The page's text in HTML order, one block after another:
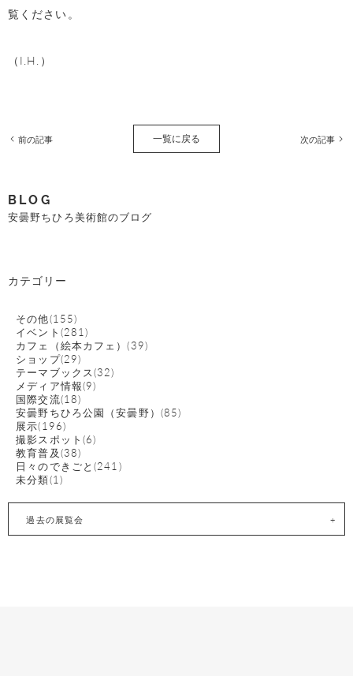
覧ください。
（I.H.）
前の記事 一覧に戻る 次の記事
BLOG
安曇野ちひろ美術館のブログ
カテゴリー
その他(155)
イベント(281)
カフェ（絵本カフェ）(39)
ショップ(29)
テーマブックス(32)
メディア情報(9)
国際交流(18)
安曇野ちひろ公園（安曇野）(85)
展示(196)
撮影スポット(6)
教育普及(38)
日々のできごと(241)
未分類(1)
過去の展覧会